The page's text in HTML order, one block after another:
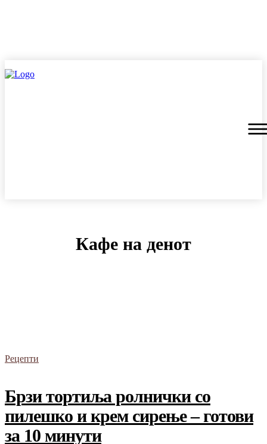
Кафе на денот
Рецепти
Брзи тортиља ролнички со
пилешко и крем сирење – готови
за 10 минути